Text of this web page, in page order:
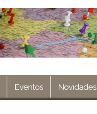
Eventos Novidades